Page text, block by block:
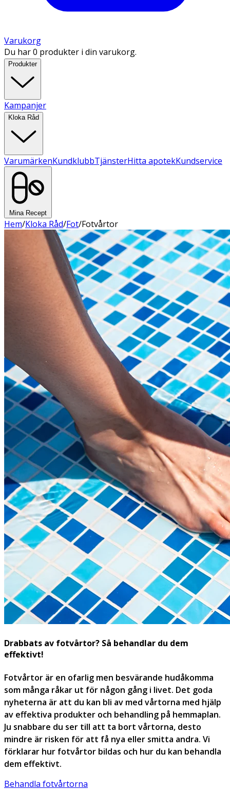
Varukorg
Du har 0 produkter i din varukorg.
Produkter
Kampanjer
Kloka Råd
VarumärkenKundklubbTjänsterHitta apotekKundservice
Mina Recept
Hem/Kloka Råd/Fot/Fotvårtor
Drabbats av fotvårtor? Så behandlar du dem
effektivt!
Fotvårtor är en ofarlig men besvärande hudåkomma
som många råkar ut för någon gång i livet. Det goda
nyheterna är att du kan bli av med vårtorna med hjälp
av effektiva produkter och behandling på hemmaplan.
Ju snabbare du ser till att ta bort vårtorna, desto
mindre är risken för att få nya eller smitta andra. Vi
förklarar hur fotvårtor bildas och hur du kan behandla
dem effektivt.
Behandla fotvårtorna